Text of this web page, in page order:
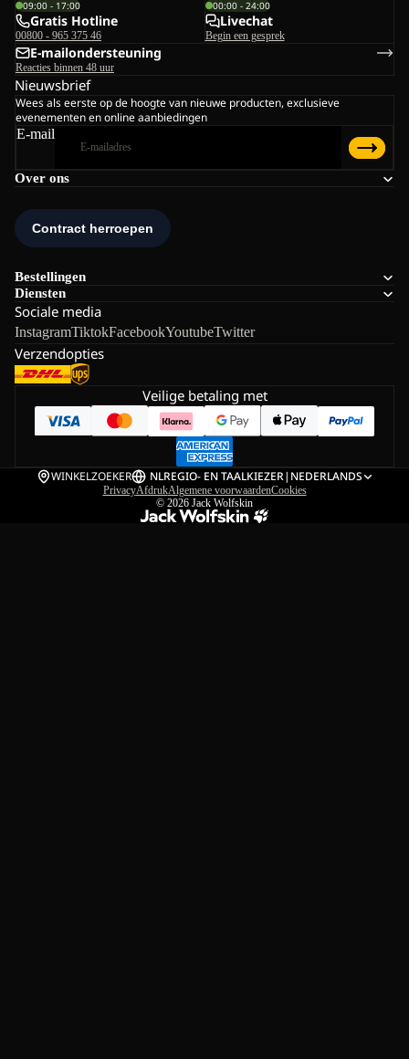
Over ons
Bestellingen
Diensten
Sociale media
InstagramTiktokFacebookYoutubeTwitter
Verzendopties
09:00 - 17:00
Gratis Hotline
00800 - 965 375 46
00:00 - 24:00
Livechat
Begin een gesprek
E-mailondersteuning
Reacties binnen 48 uur
Nieuwsbrief
Wees als eerste op de hoogte van nieuwe producten, exclusieve
evenementen en online aanbiedingen
E-mail
Veilige betaling met
WINKELZOEKER NLREGIO- EN TAALKIEZER| NEDERLANDS
PrivacyAfdrukAlgemene voorwaardenCookies
© 2026 Jack Wolfskin